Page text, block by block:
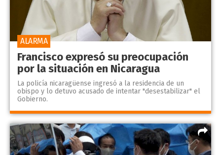
Francisco expresó su preocupación
por la situación en Nicaragua
La policía nicaragüense ingresó a la residencia de un
obispo y lo detuvo acusado de intentar "desestabilizar" el
Gobierno.
ALARMA